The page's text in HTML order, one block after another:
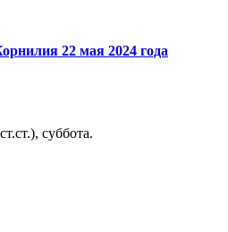
22 мая 2024 года
суббота.